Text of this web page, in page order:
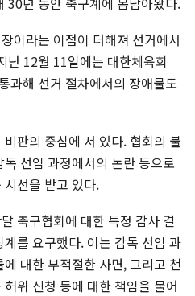
이라는 이점이 더해져 선거에서
난 12월 11일에는 대한체육회
과해 선거 절차에서의 장애물도
판의 중심에 서 있다. 협회의 불
선임 과정에서의 논란 등으로
선을 받고 있다.
축구협회에 대한 특정 감사 결
를 요구했다. 이는 감독 선임 과
대한 부적절한 사면, 그리고 천
위 신청 등에 대한 책임을 물어